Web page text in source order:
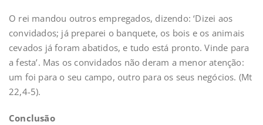
O rei mandou outros empregados, dizendo: ‘Dizei aos
convidados; já preparei o banquete, os bois e os animais
cevados já foram abatidos, e tudo está pronto. Vinde para
a festa’. Mas os convidados não deram a menor atenção:
um foi para o seu campo, outro para os seus negócios. (Mt
22,4-5).
Conclusão